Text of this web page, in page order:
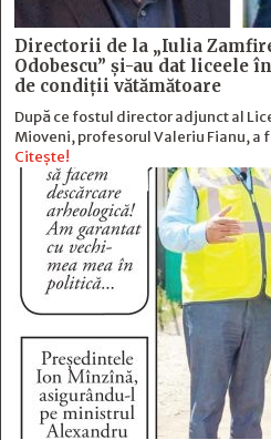
Directorii de la „Iulia
Odobescu” și-au dat liceele
de condiții vătămătoare
După ce fostul director adjunct al
Mioveni, profesorul Valeriu Fianu,
Citește!